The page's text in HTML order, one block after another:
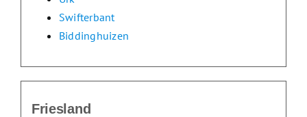
Swifterbant
Biddinghuizen
Friesland